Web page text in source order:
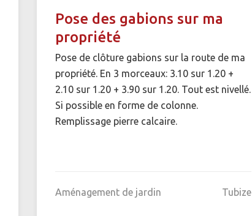
Pose des gabions sur ma
propriété
Pose de clôture gabions sur la route de ma
propriété. En 3 morceaux: 3.10 sur 1.20 +
2.10 sur 1.20 + 3.90 sur 1.20. Tout est nivellé.
Si possible en forme de colonne.
Remplissage pierre calcaire.
Aménagement de jardin Tubize